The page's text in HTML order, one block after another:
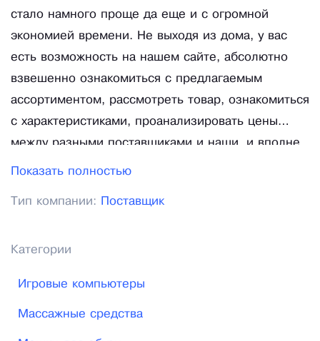
стало намного проще да еще и с огромной
экономией времени. Не выходя из дома, у вас
есть возможность на нашем сайте, абсолютно
взвешенно ознакомиться с предлагаемым
ассортиментом, рассмотреть товар, ознакомиться
с характеристиками, проанализировать цены
между разными поставщиками и наши, и вполне
осмысленно определиться с выбором торговой
решению, что работа с оптовой торговой сетью
интересам. Цель нашей оптовой торговой сети
снабжать его качественными дешевыми
товарами, будь Вы всероссийская крупная
торговая сеть или небольшой торговый
Показать полностью
Тип компании: Поставщик
Категории
Игровые компьютеры
Массажные средства